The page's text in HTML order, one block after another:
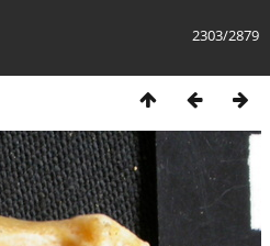
2303/2879